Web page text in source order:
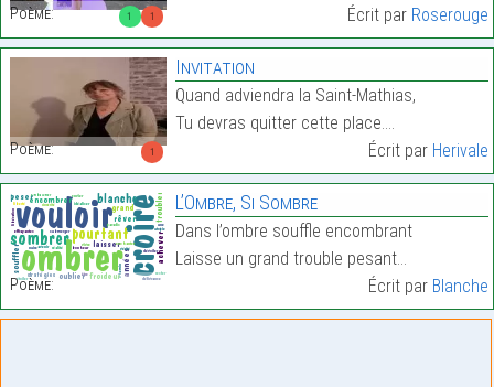
1 1
Poème:
Écrit par Roserouge
1
Poème:
Invitation
Quand adviendra la Saint-Mathias,
Tu devras quitter cette place.…
Écrit par Herivale
Poème:
L’Ombre, Si Sombre
Dans l’ombre souffle encombrant
Laisse un grand trouble pesant…
Écrit par Blanche